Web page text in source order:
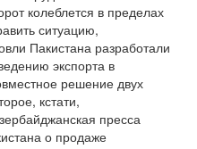
колеблется в пределах
ситуацию,
Пакистана разработали
экспорта в
решение двух
кстати,
пресса
о продаже